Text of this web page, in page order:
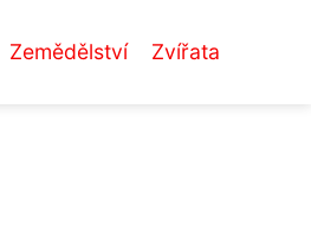
Zemědělství Zvířata